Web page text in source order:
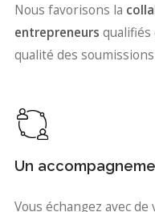
Nous favorisons la
entrepreneurs qualifiés
qualité des
Un
Vous échangez avec